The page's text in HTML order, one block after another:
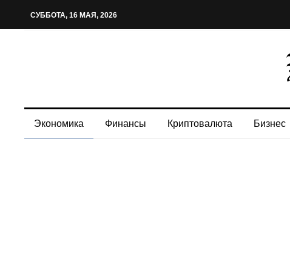
СУББОТА, 16 МАЯ, 2026
Экономика Финансы Криптовалюта Бизнес